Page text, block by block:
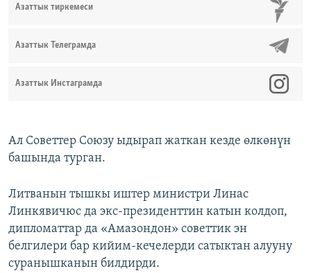
Азаттык тиркемеси
Азаттык Телеграмда
Азаттык Инстаграмда
Ал Советтер Союзу ыдырап жаткан кезде өлкөнүн
башында турган.
Литванын тышкы иштер министри Линас
Линкявичюс да экс-президенттин катын колдоп,
дипломаттар да «Амазондон» советтик эн
белгилери бар кийим-кечелерди сатыктан алууну
суранышканын билдирди.